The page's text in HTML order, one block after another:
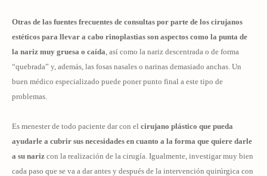
Otras de las fuentes frecuentes de consultas por parte de los cirujanos
estéticos para llevar a cabo rinoplastias son aspectos como la punta de
la nariz muy gruesa o caída, así como la nariz descentrada o de forma
“quebrada” y, además, las fosas nasales o narinas demasiado anchas. Un
buen médico especializado puede poner punto final a este tipo de
problemas.
Es menester de todo paciente dar con el cirujano plástico que pueda
ayudarle a cubrir sus necesidades en cuanto a la forma que quiere darle
a su nariz con la realización de la cirugía. Igualmente, investigar muy bien
cada paso que se va a dar antes y después de la intervención quirúrgica con